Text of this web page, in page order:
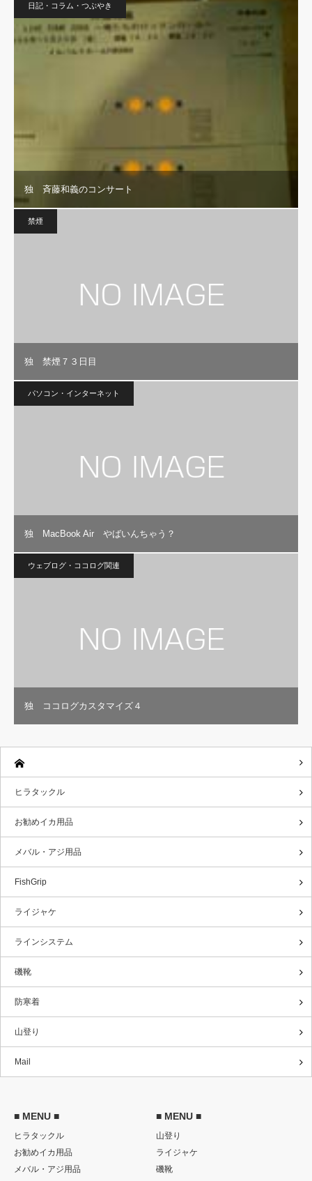
日記・コラム・つぶやき
独 斉藤和義のコンサート
禁煙
独 禁煙７３日目
パソコン・インターネット
独 MacBook Air やばいんちゃう？
ウェブログ・ココログ関連
独 ココログカスタマイズ４
ヒラタックル
お勧めイカ用品
メバル・アジ用品
FishGrip
ライジャケ
ラインシステム
磯靴
防寒着
山登り
Mail
■ MENU ■
ヒラタックル
お勧めイカ用品
メバル・アジ用品
■ MENU ■
山登り
ライジャケ
磯靴